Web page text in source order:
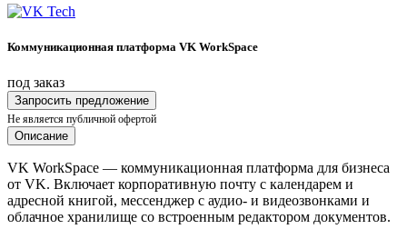
Коммуникационная платформа VK WorkSpace
под заказ
Запросить предложение
Не является публичной офертой
Описание
VK WorkSpace — коммуникационная платформа для бизнеса
от VK. Включает корпоративную почту с календарем и
адресной книгой, мессенджер с аудио- и видеозвонками и
облачное хранилище со встроенным редактором документов.